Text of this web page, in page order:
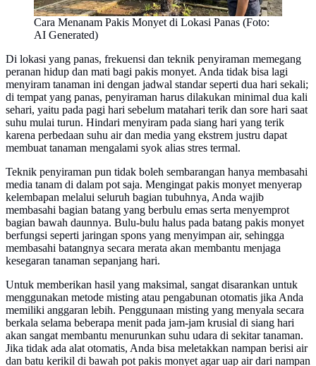
Cara Menanam Pakis Monyet di Lokasi Panas (Foto:
AI Generated)
Di lokasi yang panas, frekuensi dan teknik penyiraman memegang
peranan hidup dan mati bagi pakis monyet. Anda tidak bisa lagi
menyiram tanaman ini dengan jadwal standar seperti dua hari sekali;
di tempat yang panas, penyiraman harus dilakukan minimal dua kali
sehari, yaitu pada pagi hari sebelum matahari terik dan sore hari saat
suhu mulai turun. Hindari menyiram pada siang hari yang terik
karena perbedaan suhu air dan media yang ekstrem justru dapat
membuat tanaman mengalami syok alias stres termal.
Teknik penyiraman pun tidak boleh sembarangan hanya membasahi
media tanam di dalam pot saja. Mengingat pakis monyet menyerap
kelembapan melalui seluruh bagian tubuhnya, Anda wajib
membasahi bagian batang yang berbulu emas serta menyemprot
bagian bawah daunnya. Bulu-bulu halus pada batang pakis monyet
berfungsi seperti jaringan spons yang menyimpan air, sehingga
membasahi batangnya secara merata akan membantu menjaga
kesegaran tanaman sepanjang hari.
Untuk memberikan hasil yang maksimal, sangat disarankan untuk
menggunakan metode misting atau pengabunan otomatis jika Anda
memiliki anggaran lebih. Penggunaan misting yang menyala secara
berkala selama beberapa menit pada jam-jam krusial di siang hari
akan sangat membantu menurunkan suhu udara di sekitar tanaman.
Jika tidak ada alat otomatis, Anda bisa meletakkan nampan berisi air
dan batu kerikil di bawah pot pakis monyet agar uap air dari nampan